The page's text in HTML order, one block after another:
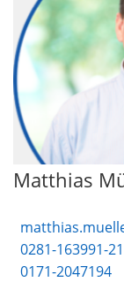
Matthias
0281-163991-21
0171-2047194